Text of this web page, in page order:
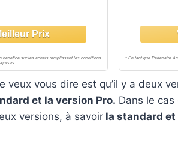
veux vous dire est qu’il y a deux
et la version Pro. Dans le cas
versions, à savoir la standard et